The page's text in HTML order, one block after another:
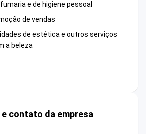
e de higiene pessoal
de vendas
de estética e outros serviços
a beleza
contato da empresa